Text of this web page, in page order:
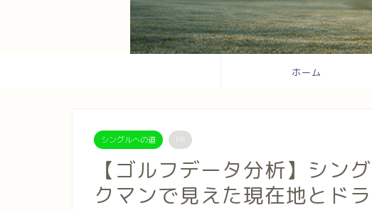
ホーム
シングルへの道 PR
【ゴルフデータ分析】シン
クマンで見えた現在地とド